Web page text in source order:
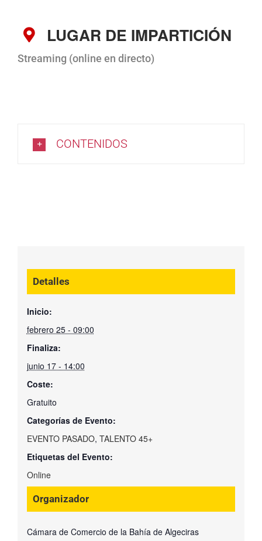
LUGAR DE IMPARTICIÓN
Streaming (online en directo)
CONTENIDOS
Detalles
Inicio:
febrero 25 - 09:00
Finaliza:
junio 17 - 14:00
Coste:
Gratuito
Categorías de Evento:
EVENTO PASADO, TALENTO 45+
Etiquetas del Evento:
Online
Organizador
Cámara de Comercio de la Bahía de Algeciras